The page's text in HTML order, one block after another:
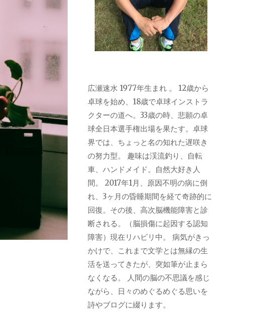
広瀬速水 1977年生まれ 。 12歳から
卓球を始め、18歳で卓球インストラ
クターの道へ。33歳の時、悲願の卓
球全日本選手権出場を果たす。卓球
界では、ちょっと名の知れた遅咲き
の努力型。 趣味は渓流釣り、自転
車、ハンドメイド。自然大好き人
間。 2017年1月、原因不明の病に倒
れ、3ヶ月の昏睡期間を経て奇跡的に
回復。その後、高次脳機能障害と診
断される。（脳損傷に起因する認知
障害）現在リハビリ中。 病気がきっ
かけで、これまで文学とは無縁の生
活を送ってきたが、突如筆が止まら
なくなる。 人間の脳の不思議を感じ
ながら、日々のめぐるめぐる思いを
詩やブログに綴ります。